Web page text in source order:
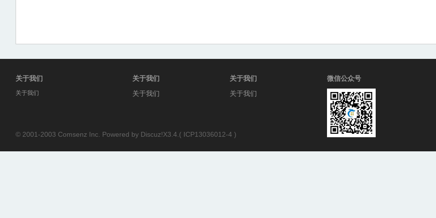
论
关于我们
关于我们
关于我们
关于我们
关于我们
关于我们
微信公众号
© 2001-2003 Comsenz Inc. Powered by Discuz!X3.4. ( ICP13036012-4 )